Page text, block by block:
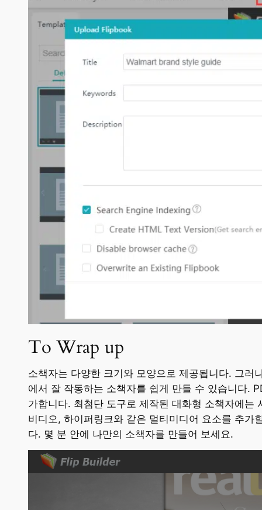
To Wrap up
소책자는 다양한 크기와 모양으로 제공됩니다. 그
에서 잘 작동하는 소책자를 쉽게 만들 수 있습니다.
가합니다. 최첨단 도구로 제작된 대화형 소책자에
비디오, 하이퍼링크와 같은 멀티미디어 요소를 추
다. 몇 분 안에 나만의 소책자를 만들어 보세요.